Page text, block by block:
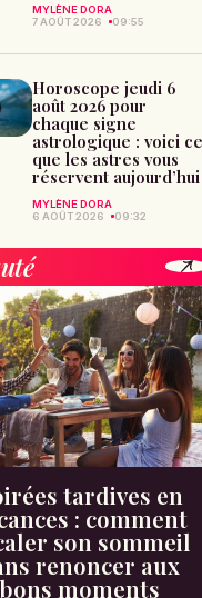
MYLÈNE DORA
7 AOÛT 2026
09:55
Horoscope jeudi 6
août 2026 pour
chaque signe
astrologique : voici ce
que les astres vous
réservent aujourd’hui
MYLÈNE DORA
6 AOÛT 2026
09:32
tardives en
: comment
son sommeil
renoncer aux
bons moments